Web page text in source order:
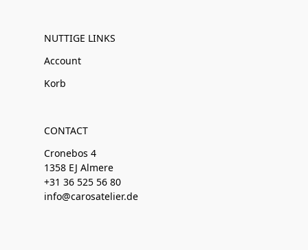
NUTTIGE LINKS
Account
Korb
CONTACT
Cronebos 4
1358 EJ Almere
+31 36 525 56 80
info@carosatelier.de